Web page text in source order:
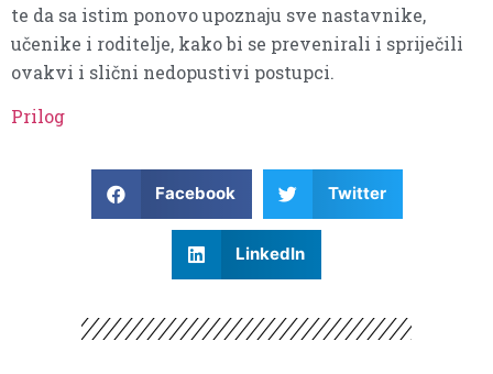
te da sa istim ponovo upoznaju sve nastavnike,
učenike i roditelje, kako bi se prevenirali i spriječili
ovakvi i slični nedopustivi postupci.
Prilog
Facebook Twitter
LinkedIn